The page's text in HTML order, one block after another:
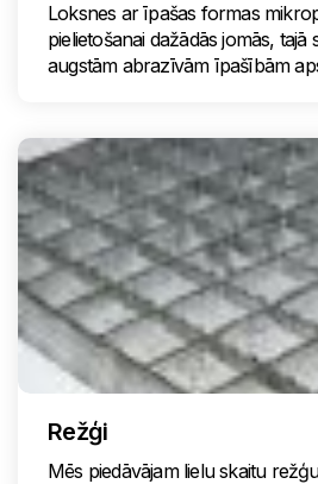
Loksnes ar īpašas formas
pielietošanai dažādās jomās, tajā
augstām abrazīvām īpašībām
Režģi
Mēs piedāvājam lielu skaitu